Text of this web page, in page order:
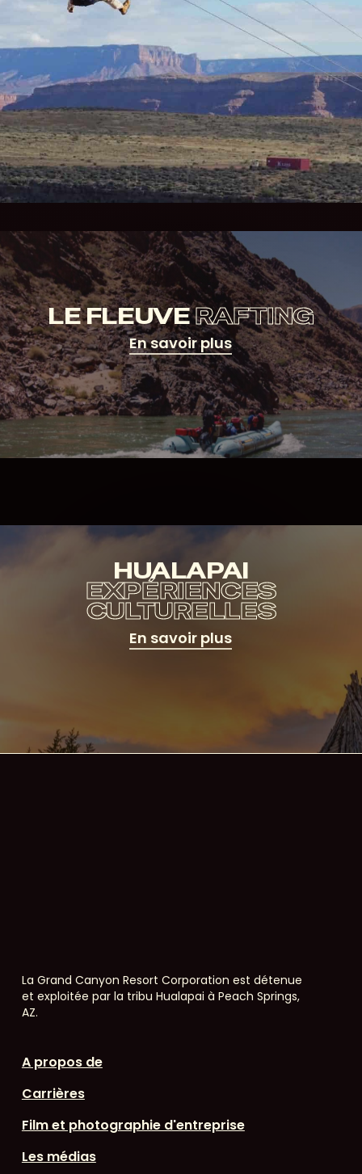
LE FLEUVERAFTING
En savoir plus
HUALAPAI
EXPÉRIENCES
CULTURELLES
En savoir plus
La Grand Canyon Resort Corporation est détenue
et exploitée par la tribu Hualapai à Peach Springs,
AZ.
A propos de
Carrières
Film et photographie d'entreprise
Les médias